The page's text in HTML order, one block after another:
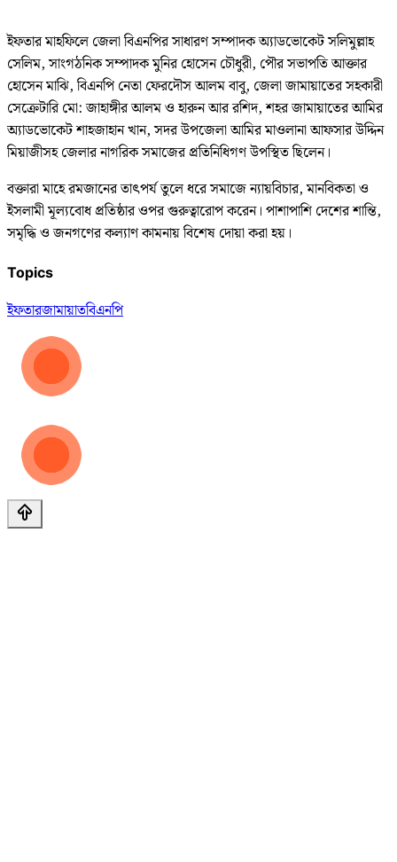
ইফতার মাহফিলে জেলা বিএনপির সাধারণ সম্পাদক অ্যাডভোকেট সলিমুল্লাহ
সেলিম, সাংগঠনিক সম্পাদক মুনির হোসেন চৌধুরী, পৌর সভাপতি আক্তার
হোসেন মাঝি, বিএনপি নেতা ফেরদৌস আলম বাবু, জেলা জামায়াতের সহকারী
সেক্রেটারি মো: জাহাঙ্গীর আলম ও হারুন আর রশিদ, শহর জামায়াতের আমির
অ্যাডভোকেট শাহজাহান খান, সদর উপজেলা আমির মাওলানা আফসার উদ্দিন
মিয়াজীসহ জেলার নাগরিক সমাজের প্রতিনিধিগণ উপস্থিত ছিলেন।
বক্তারা মাহে রমজানের তাৎপর্য তুলে ধরে সমাজে ন্যায়বিচার, মানবিকতা ও
ইসলামী মূল্যবোধ প্রতিষ্ঠার ওপর গুরুত্বারোপ করেন। পাশাপাশি দেশের শান্তি,
সমৃদ্ধি ও জনগণের কল্যাণ কামনায় বিশেষ দোয়া করা হয়।
Topics
ইফতারজামায়াতবিএনপি